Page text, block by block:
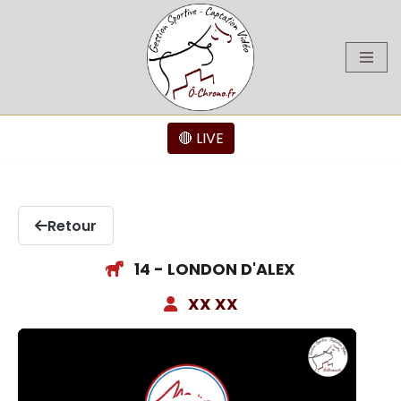
🔴 LIVE
Retour
14 - LONDON D'ALEX
XX XX